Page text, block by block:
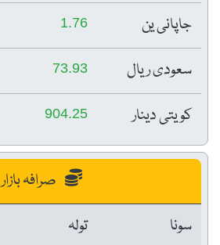
جاپانی ین 1.76
سعودی ریال 73.93
کویتی دینار 904.25
صرافہ بازار
سونا
تولہ